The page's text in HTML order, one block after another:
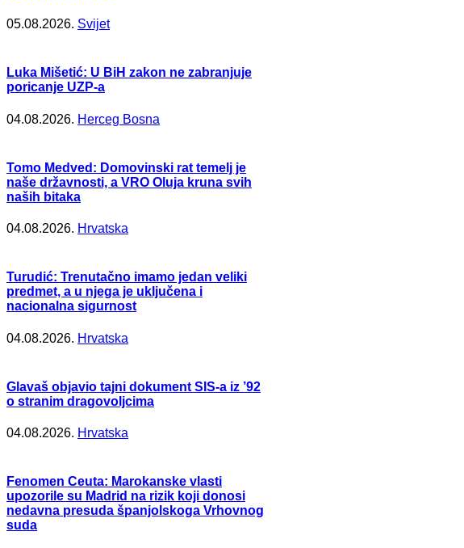
05.08.2026. Svijet
Luka Mišetić: U BiH zakon ne zabranjuje
poricanje UZP-a
04.08.2026. Herceg Bosna
Tomo Medved: Domovinski rat temelj je
naše državnosti, a VRO Oluja kruna svih
naših bitaka
04.08.2026. Hrvatska
Turudić: Trenutačno imamo jedan veliki
predmet, a u njega je uključena i
nacionalna sigurnost
04.08.2026. Hrvatska
Glavaš objavio tajni dokument SIS-a iz ’92
o stranim dragovoljcima
04.08.2026. Hrvatska
Fenomen Ceuta: Marokanske vlasti
upozorile su Madrid na rizik koji donosi
nedavna presuda španjolskoga Vrhovnog
suda